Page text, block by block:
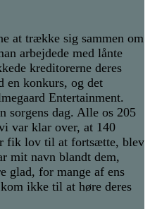
at trække sig sammen om
arbejdede med lånte
kreditorerne deres
en konkurs, og det
Entertainment.
sorgens dag. Alle os 205
var klar over, at 140
fik lov til at fortsætte, blev
mit navn blandt dem,
glad, for mange af ens
ikke til at høre deres